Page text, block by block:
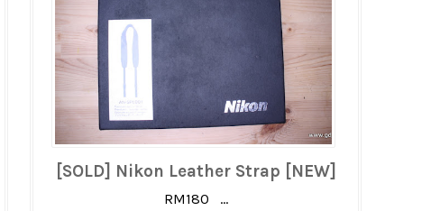
[SOLD] Nikon Leather Strap [NEW]
RM180 ...